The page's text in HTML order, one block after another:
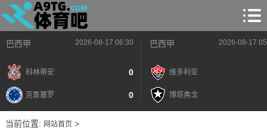
巴西甲 2026-08-17 06:30
科林蒂安 0
克鲁塞罗 0
巴西甲 2026-08-17
维多利亚
博塔弗戈
当前位置: 网站首页>